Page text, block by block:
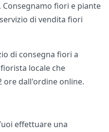
fiori e piante
di vendita fiori
di consegna fiori a
locale che
ore dall'ordine online.
effettuare una